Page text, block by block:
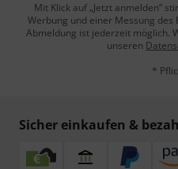
Mit Klick auf „Jetzt anmelden“
Werbung und einer Messung
Abmeldung ist jederzeit möglich.
unseren
*
Sicher einkaufen &